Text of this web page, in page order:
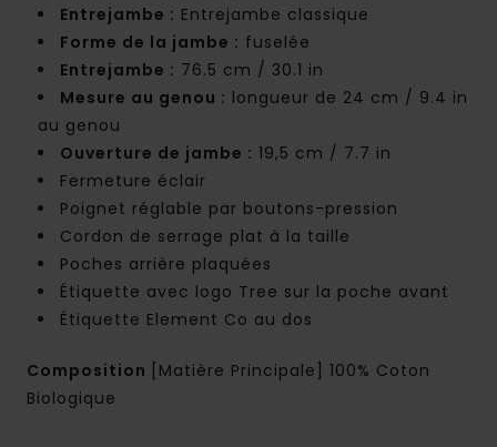
Entrejambe : Entrejambe classique
Forme de la jambe : fuselée
Entrejambe : 76.5 cm / 30.1 in
Mesure au genou : longueur de 24 cm / 9.4 in
au genou
Ouverture de jambe : 19,5 cm / 7.7 in
Fermeture éclair
Poignet réglable par boutons-pression
Cordon de serrage plat à la taille
Poches arrière plaquées
Étiquette avec logo Tree sur la poche avant
Étiquette Element Co au dos
Composition
[Matière Principale] 100% Coton
Biologique